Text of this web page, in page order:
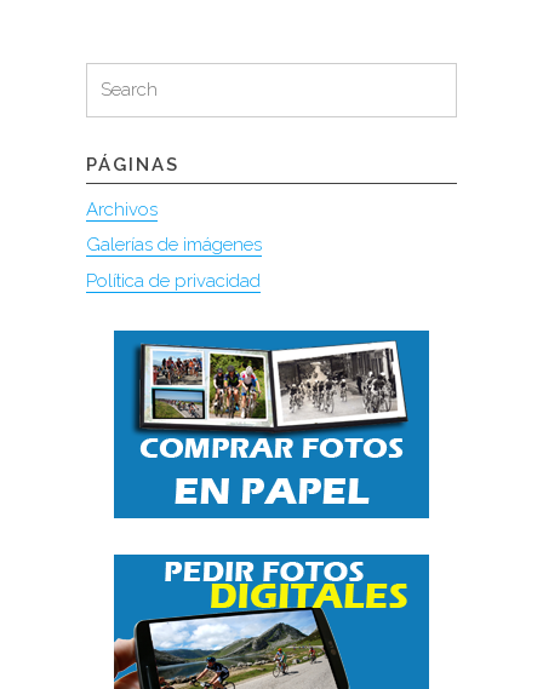
for:
Search
PÁGINAS
Archivos
Galerías de imágenes
Política de privacidad